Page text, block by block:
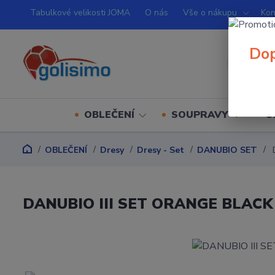
Tabulkové velikosti JOMA O nás Vše o nákupu
OBLEČENÍ SOUPRAVY
OBLEČENÍ Dresy Dresy - Set DANUBIO SET
DANUBIO III SET ORANGE BLACK